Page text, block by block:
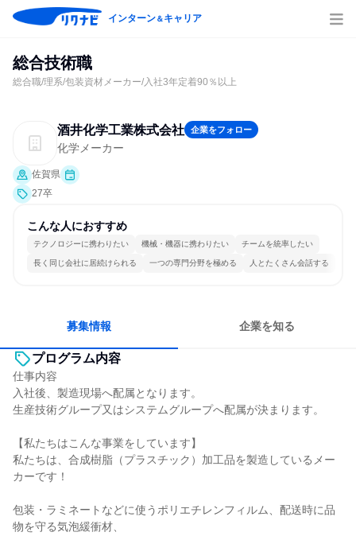
インターン＆キャリア
総合技術職
総合職/理系/包装資材メーカー/入社3年定着90％以上
酒井化学工業株式会社 企業をフォロー
化学メーカー
佐賀県
27卒
こんな人におすすめ
テクノロジーに携わりたい 機械・機器に携わりたい チームを統率したい
長く同じ会社に居続けられる 一つの専門分野を極める 人とたくさん会話する
募集情報 企業を知る
プログラム内容
仕事内容
入社後、製造現場へ配属となります。
生産技術グループ又はシステムグループへ配属が決まります。
【私たちはこんな事業をしています】
私たちは、合成樹脂（プラスチック）加工品を製造しているメー
カーです！
包装・ラミネートなどに使うポリエチレンフィルム、配送時に品
物を守る気泡緩衝材、